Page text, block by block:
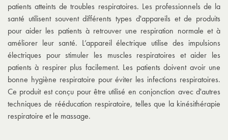
patients atteints de troubles respiratoires. Les professionnels de la
santé utilisent souvent différents types d'appareils et de produits
pour aider les patients à retrouver une respiration normale et à
améliorer leur santé. L’appareil électrique utilise des impulsions
électriques pour stimuler les muscles respiratoires et aider les
patients à respirer plus facilement. Les patients doivent avoir une
bonne hygiène respiratoire pour éviter les infections respiratoires.
Ce produit est conçu pour être utilisé en conjonction avec d'autres
techniques de rééducation respiratoire, telles que la kinésithérapie
respiratoire et le massage.